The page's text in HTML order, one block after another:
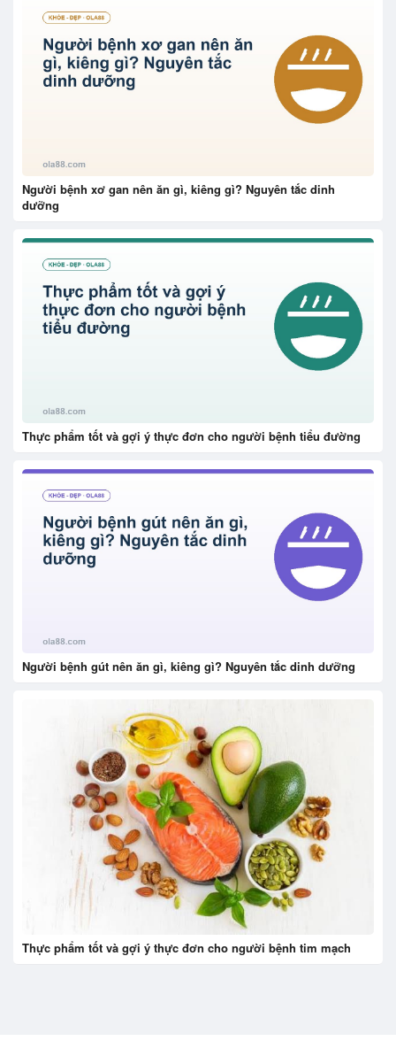
Người bệnh xơ gan nên ăn gì, kiêng gì? Nguyên tắc dinh
dưỡng
Thực phẩm tốt và gợi ý thực đơn cho người bệnh tiểu đường
Người bệnh gút nên ăn gì, kiêng gì? Nguyên tắc dinh dưỡng
Thực phẩm tốt và gợi ý thực đơn cho người bệnh tim mạch